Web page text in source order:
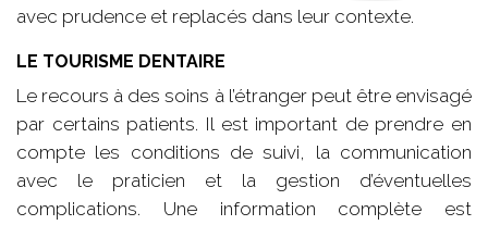
avec prudence et replacés dans leur contexte.
LE TOURISME DENTAIRE
Le recours à des soins à l’étranger peut être envisagé
par certains patients. Il est important de prendre en
compte les conditions de suivi, la communication
avec le praticien et la gestion d’éventuelles
complications. Une information complète est